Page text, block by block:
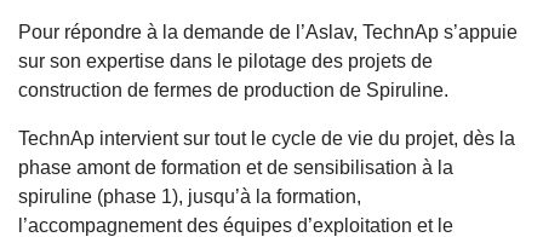
Pour répondre à la demande de l’Aslav, TechnAp s’appuie
sur son expertise dans le pilotage des projets de
construction de fermes de production de Spiruline.
TechnAp intervient sur tout le cycle de vie du projet, dès la
phase amont de formation et de sensibilisation à la
spiruline (phase 1), jusqu’à la formation,
l’accompagnement des équipes d’exploitation et le